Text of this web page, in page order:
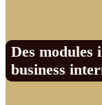
Des modules
business